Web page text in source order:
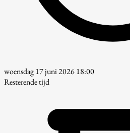
woensdag 17 juni 2026 18:00
Resterende tijd